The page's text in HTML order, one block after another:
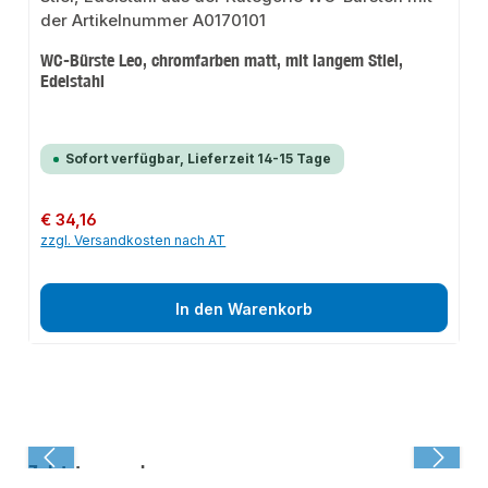
WC-Bürste Leo, chromfarben matt, mit langem Stiel,
Edelstahl
Sofort verfügbar, Lieferzeit 14-15 Tage
Regulärer Preis:
€ 34,16
zzgl. Versandkosten nach AT
In den Warenkorb
Zuletzt angesehen: